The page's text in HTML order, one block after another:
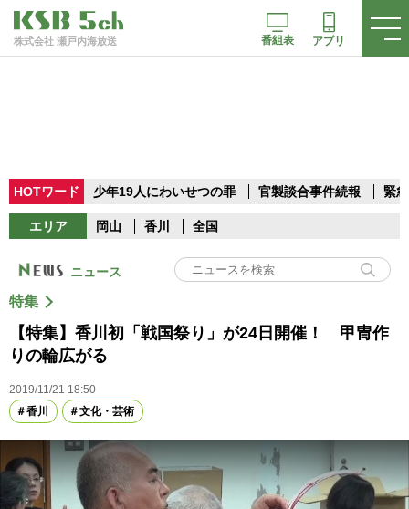
株式会社 瀬戸内海放送 番組表 アプリ
HOTワード 少年19人にわいせつの罪 官製談合事件続報 緊
エリア 岡山 香川 全国
ニュース
特集
【特集】香川初「戦国祭り」が24日開催！ 甲冑作
りの輪広がる
2019/11/21 18:50
香川
文化・芸術